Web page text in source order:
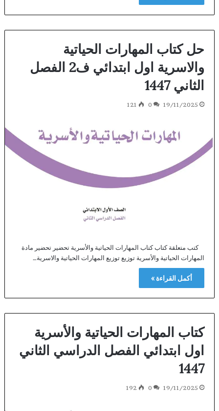
حل كتاب المهارات الحياتية
والاسرية اول ابتدائي ف2 الفصل
الثاني 1447
19/11/2025
0
121
كتب متعلقة كتاب كتاب المهارات الحياتية والأسرية تحضير تحضير مادة
المهارات الحياتية والأسرية توزيع توزيع المهارات الحياتية والاسرية…
أكمل القراءة »
كتاب المهارات الحياتية والأسرية
اول ابتدائي الفصل الدراسي الثاني
1447
19/11/2025
0
192